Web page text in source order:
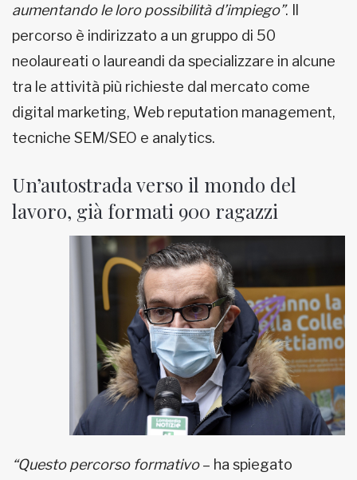
aumentando le loro possibilità d’impiego”. Il
percorso è indirizzato a un gruppo di 50
neolaureati o laureandi da specializzare in alcune
tra le attività più richieste dal mercato come
digital marketing, Web reputation management,
tecniche SEM/SEO e analytics.
Un’autostrada verso il mondo del
lavoro, già formati 900 ragazzi
“Questo percorso formativo– ha spiegato